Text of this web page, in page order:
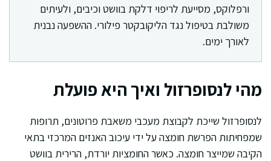
ורפלוקס, מסייעת לריפוי דלקת בוושט וכיבים, ולעיתים
משולבת בטיפול נגד הליקובקטר פילורי. ההשפעה נבנית
לאורך ימים.
מהי לנסופרזול ואיך היא פועלת
לנסופרזול שייכת לקבוצת מעכבי משאבת פרוטונים, תרופות
שמפחיתות הפרשת חומצה על ידי עיכוב האנזים המרכזי בתאי
הקיבה שמייצר חומצה. כאשר החומציות יורדת, הרירית בוושט